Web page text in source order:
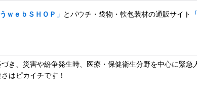
ｗｅｂＳＨＯＰ」 とパウチ・袋物・軟包装材の通販サイト
き、災害や紛争発生時、医療・保健衛生分野を中心に緊
はピカイチです！